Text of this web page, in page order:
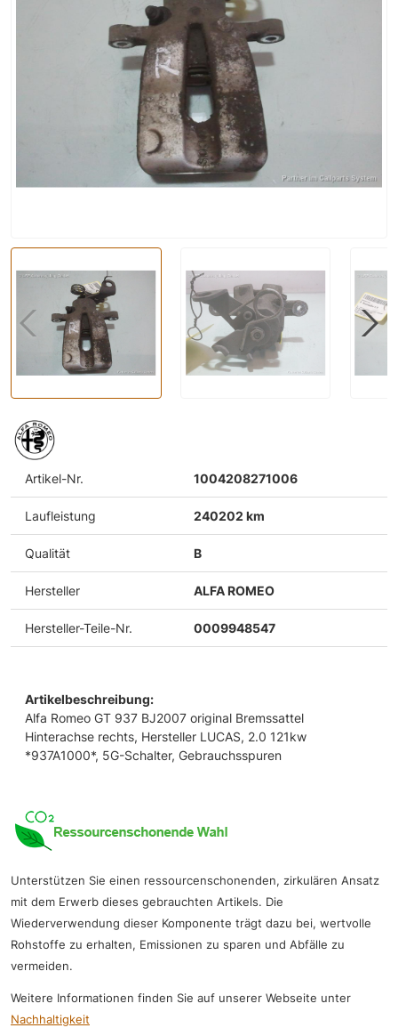
Artikel-Nr. 1004208271006
Laufleistung 240202 km
Qualität B
Hersteller ALFA ROMEO
Hersteller-Teile-Nr. 0009948547
Artikelbeschreibung:
Alfa Romeo GT 937 BJ2007 original Bremssattel
Hinterachse rechts, Hersteller LUCAS, 2.0 121kw
*937A1000*, 5G-Schalter, Gebrauchsspuren
Unterstützen Sie einen ressourcenschonenden, zirkulären Ansatz
mit dem Erwerb dieses gebrauchten Artikels. Die
Wiederverwendung dieser Komponente trägt dazu bei, wertvolle
Rohstoffe zu erhalten, Emissionen zu sparen und Abfälle zu
vermeiden.
Weitere Informationen finden Sie auf unserer Webseite unter
Nachhaltigkeit